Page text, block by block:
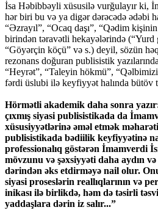
İsa Həbibbəyli xüsusilə vurğulayır ki,
hər biri bu və ya digər dərəcədə ədəbi
“Əzrayıl”, “Ocaq daşı”, “Qədim
birindən təravətli hekayələrində (“Yurd
“Göyərçin köçü” və s.) deyil, sözün
rezonans doğuran publisistik
“Heyrət”, “Taleyin hökmü”,
fərdi üslubi ilə keyfiyyət halında bütöv
Hörmətli akademik daha sonra
çıxmış siyasi publisistikada da
xüsusiyyətlərinə əməl etmək
publisistikada bədiilik keyfiyyətinə
professionalıq göstərən İmamverdi
mövzunu və şəxsiyyəti daha aydın
dərindən əks etdirməyə nail olur.
siyasi proseslərin reallıqlarının və
inikası ilə birlikdə, həm də təsirli
yaddaşlara dərin iz salır...”